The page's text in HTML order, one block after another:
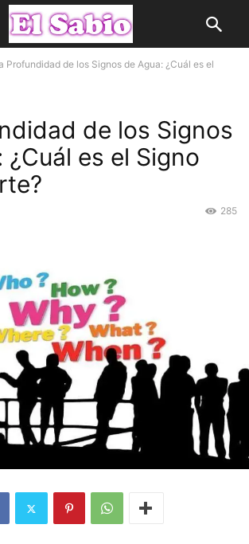
Profundidad de los Signos de Agua: ¿Cuál es el
de los Signos
¿Cuál es el Signo
285